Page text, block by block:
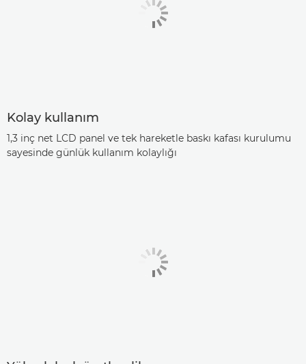
Kolay kullanım
1,3 inç net LCD panel ve tek hareketle baskı kafası kurulumu
sayesinde günlük kullanım kolaylığı